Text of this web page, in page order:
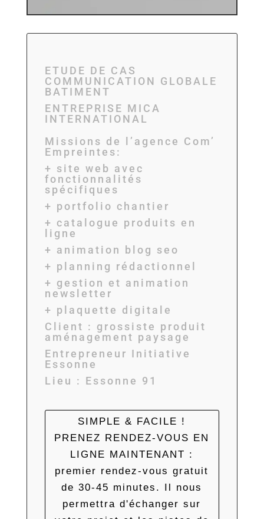
ETUDE DE CAS
COMMUNICATION GLOBALE
BATIMENT
ENTREPRISE MICA
INTERNATIONAL
Missions de l’agence Com’
Empreintes:
+ site web avec
fonctionnalités
spécifiques
+ portfolio chantier
+ catalogue produits en
ligne
+ animation blog seo
+ planning rédactionnel
+ gestion et animation
newsletter
+ plaquette digitale
Client : grossiste produit
aménagement paysage
Entrepreneur Initiative
Essonne
Lieu : Essonne 91
SIMPLE & FACILE !
PRENEZ RENDEZ-VOUS EN
LIGNE MAINTENANT :
premier rendez-vous gratuit
de 30-45 minutes. Il nous
permettra d'échanger sur